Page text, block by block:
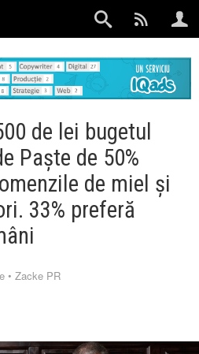
de lei bugetul
Paște de 50%
de miel și
33% preferă
• Zacke PR